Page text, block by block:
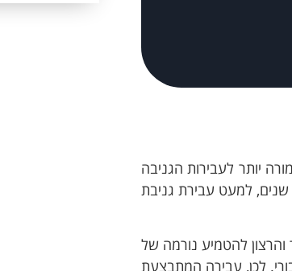
יותר לעבירות הגניבה
שנים, למעט עבירת גניבת
להטמיע נורמה של
לכן, עבירה המתבצעת